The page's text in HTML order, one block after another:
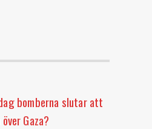
bomberna slutar att
Gaza?